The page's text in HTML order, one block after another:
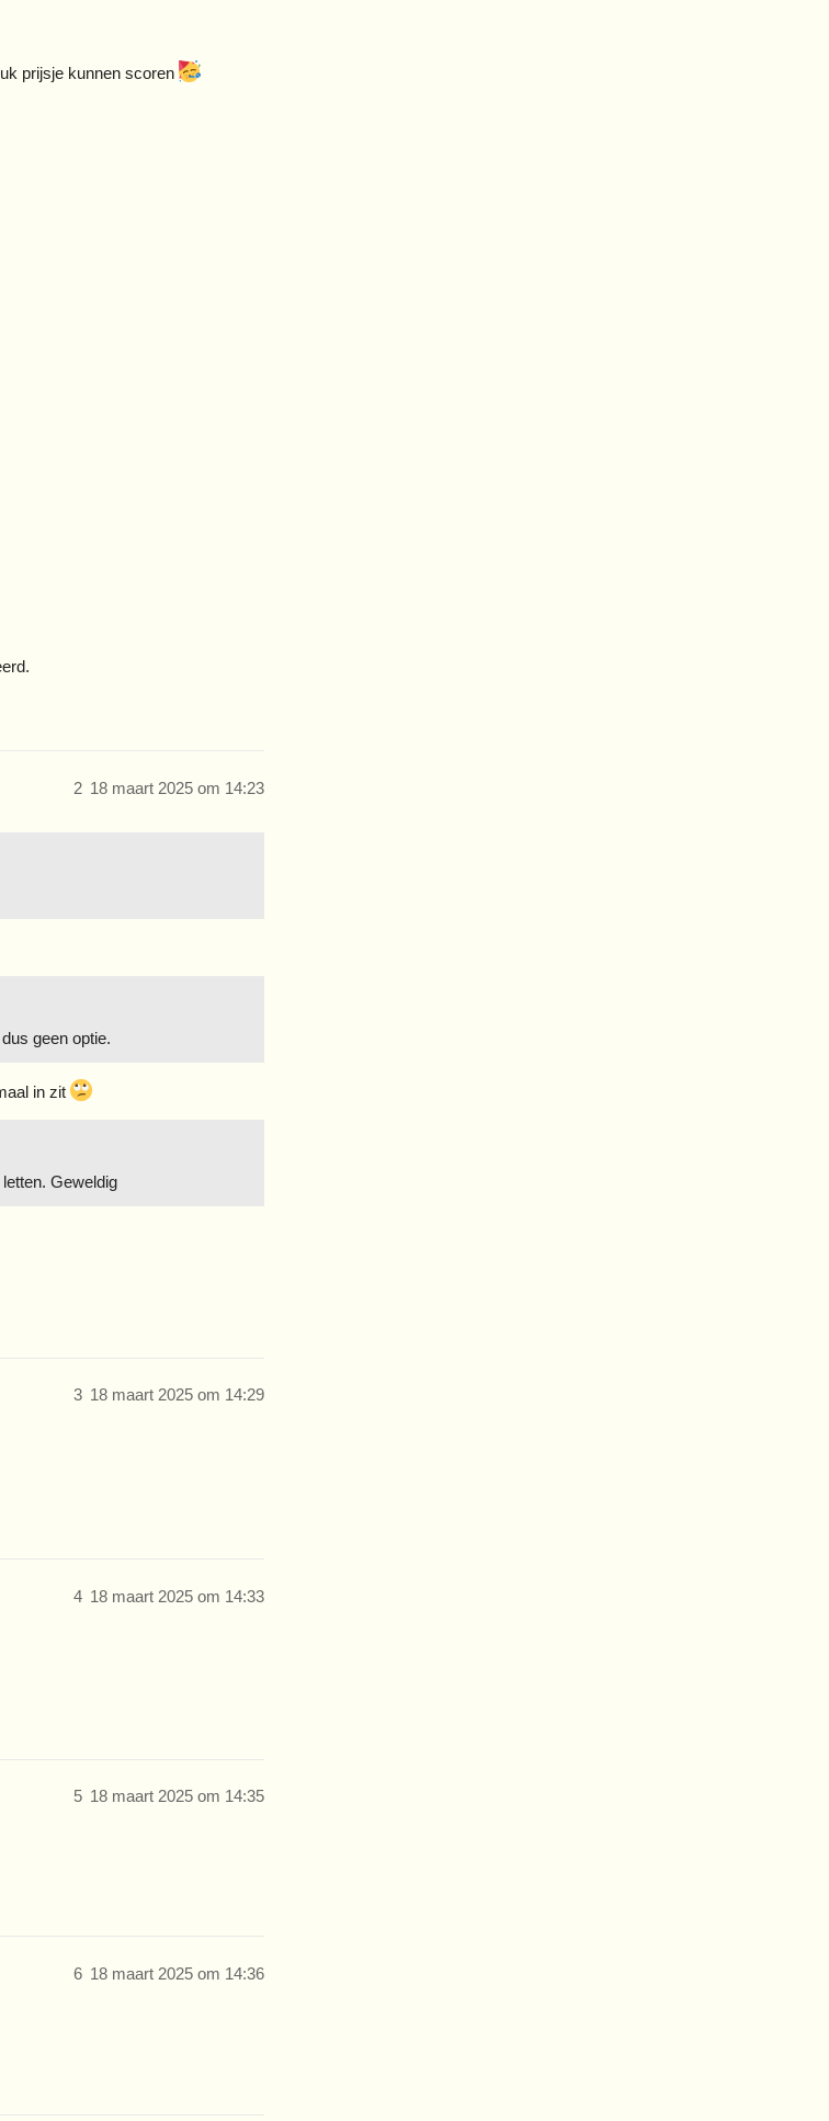
prijsje kunnen scoren
18 maart 2025 om 14:23
2
geen optie.
in zit
Geweldig
18 maart 2025 om 14:29
3
18 maart 2025 om 14:33
4
18 maart 2025 om 14:35
5
18 maart 2025 om 14:36
6